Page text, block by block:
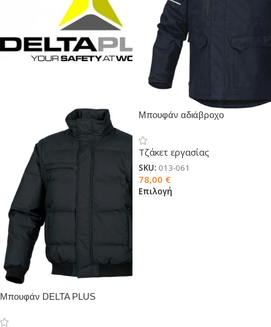
Μπουφάν DELTA PLUS
Μπουφάν αδιάβροχο
Τζάκετ εργασίας
SKU: 013-061
78,00 €
Επιλογή